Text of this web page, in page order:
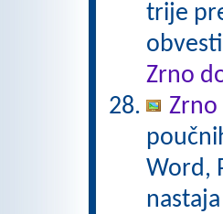
trije
Zrno
Zrno
Word,